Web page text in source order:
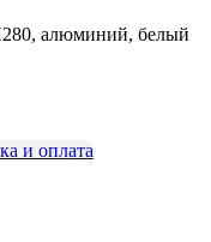
алюминий, белый
и оплата